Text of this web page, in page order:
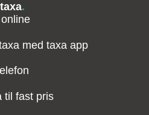
.
med taxa app
til fast pris